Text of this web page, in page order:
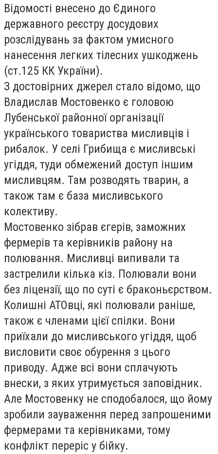
Відомості внесено до Єдиного
державного реєстру досудових
розслідувань за фактом умисного
нанесення легких тілесних ушкоджень
(ст.125 КК України).
З достовірних джерел стало відомо, що
Владислав Мостовенко є головою
Лубенської районної організації
українського товариства мисливців і
рибалок. У селі Грибища є мисливські
угіддя, туди обмежений доступ іншим
мисливцям. Там розводять тварин, а
також там є база мисливського
колективу.
Мостовенко зібрав єгерів, заможних
фермерів та керівників району на
полювання. Мисливці випивали та
застрелили кілька кіз. Полювали вони
без ліцензії, що по суті є браконьєрством.
Колишні АТОвці, які полювали раніше,
також є членами цієї спілки. Вони
приїхали до мисливського угіддя, щоб
висловити своє обурення з цього
приводу. Адже всі вони сплачують
внески, з яких утримується заповідник.
Але Мостовенку не сподобалося, що йому
зробили зауваження перед запрошеними
фермерами та керівниками, тому
конфлікт переріс у бійку.